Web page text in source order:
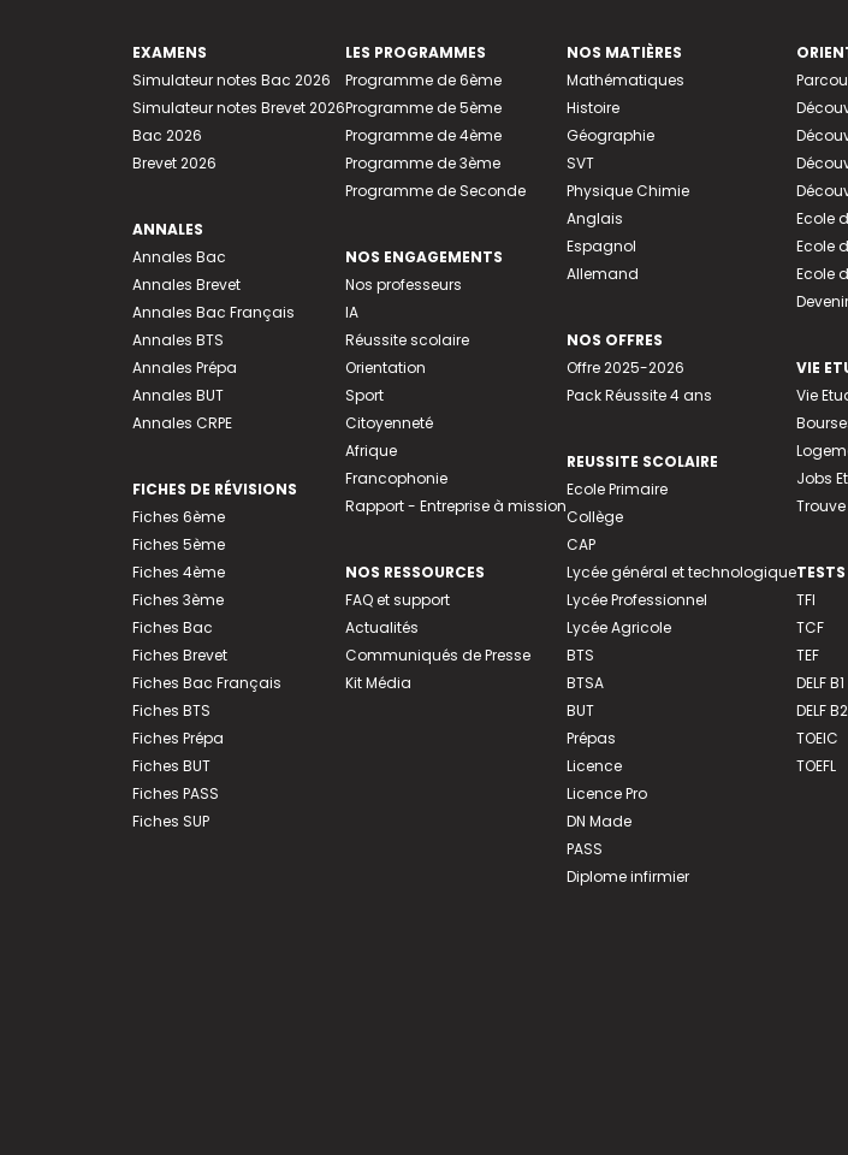
EXAMENS
Simulateur notes Bac 2026
Simulateur notes Brevet 2026
Bac 2026
Brevet 2026
ANNALES
Annales Bac
Annales Brevet
Annales Bac Français
Annales BTS
Annales Prépa
Annales BUT
Annales CRPE
FICHES DE RÉVISIONS
Fiches 6ème
Fiches 5ème
Fiches 4ème
Fiches 3ème
Fiches Bac
Fiches Brevet
Fiches Bac Français
Fiches BTS
Fiches Prépa
Fiches BUT
Fiches PASS
Fiches SUP
LES PROGRAMMES
Programme de 6ème
Programme de 5ème
Programme de 4ème
Programme de 3ème
Programme de Seconde
NOS ENGAGEMENTS
Nos professeurs
IA
Réussite scolaire
Orientation
Sport
Citoyenneté
Afrique
Francophonie
Rapport - Entreprise à mission
NOS RESSOURCES
FAQ et support
Actualités
Communiqués de Presse
Kit Média
NOS MATIÈRES
Mathématiques
Histoire
Géographie
SVT
Physique Chimie
Anglais
Espagnol
Allemand
NOS OFFRES
Offre 2025-2026
Pack Réussite 4 ans
REUSSITE SCOLAIRE
Ecole Primaire
Collège
CAP
Lycée général et technologique
Lycée Professionnel
Lycée Agricole
BTS
BTSA
BUT
Prépas
Licence
Licence Pro
DN Made
PASS
Diplome infirmier
Ecole
Ecole
Ecole
VIE
Vie
Jobs
TESTS
TFI
TCF
TEF
DELF B1
DELF B2
TOEIC
TOEFL